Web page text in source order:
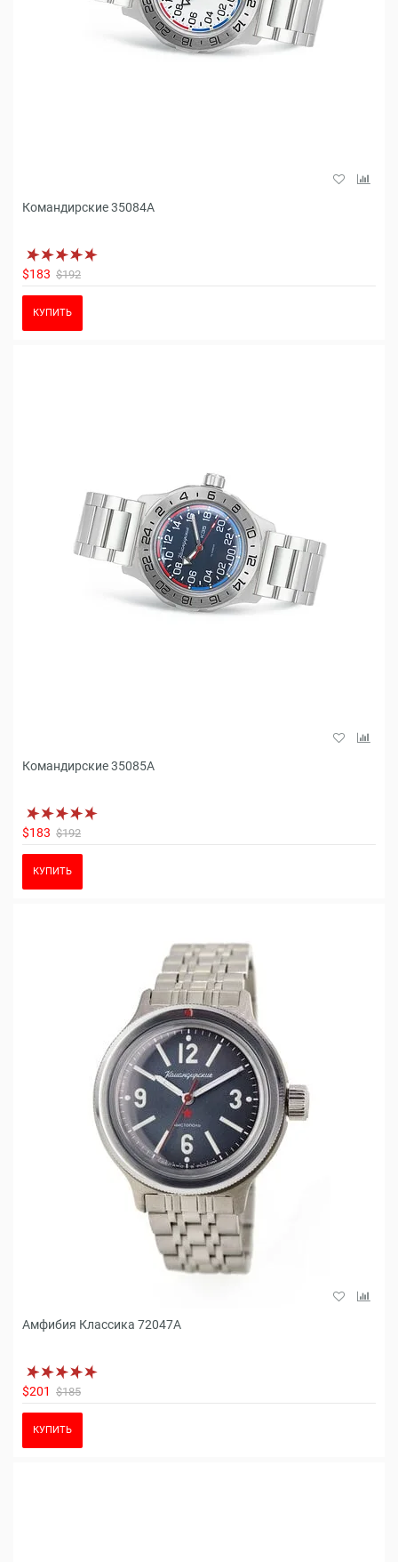
Командирские 35084A
$183 $192
КУПИТЬ
Командирские 35085A
$183 $192
КУПИТЬ
Амфибия Классика 72047A
$201 $185
КУПИТЬ